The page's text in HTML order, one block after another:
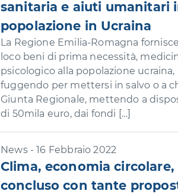
sanitaria e aiuti umanitari
popolazione in Ucraina
La Regione Emilia-Romagna
loco beni di prima necessità,
psicologico alla popolazione
fuggendo per mettersi in salvo o a
Giunta Regionale, mettendo a
di 50mila euro, dai fondi […]
News - 16 Febbraio 2022
Clima, economia
concluso con tante